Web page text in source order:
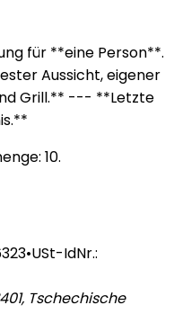
für **eine Person**.
Aussicht, eigener
Grill.** --- **Letzte
10.
•USt-IdNr.:
, Tschechische